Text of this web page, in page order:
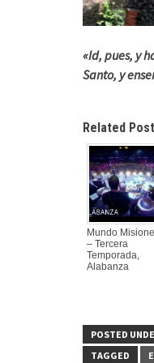
«Id, pues, y
Santo, y
Related
Mundo
– Tercera
Temporada,
Alabanza
POSTED
TAGGED